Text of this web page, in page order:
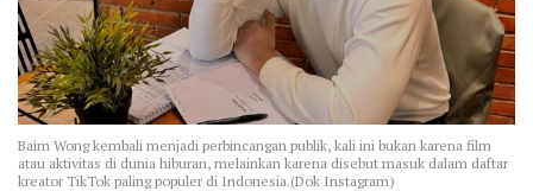
Baim Wong kembali menjadi perbincangan publik, kali ini bukan karena film
atau aktivitas di dunia hiburan, melainkan karena disebut masuk dalam daftar
kreator TikTok paling populer di Indonesia.(Dok Instagram)